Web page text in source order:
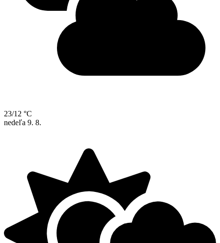
23/12 °C
nedeľa 9. 8.